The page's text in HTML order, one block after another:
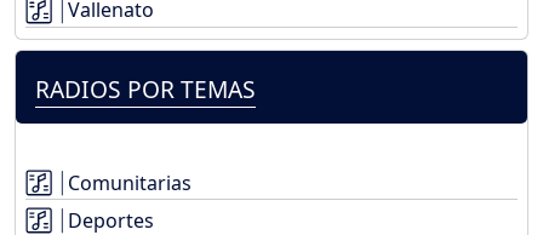
Vallenato
RADIOS POR TEMAS
Comunitarias
Deportes